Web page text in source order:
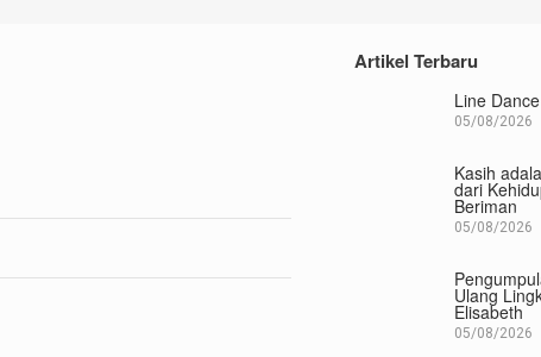
Artikel Terbaru
Line
05/08/2026
Kasih
dari
Beriman
05/08/2026
Ulang
Elisabeth
05/08/2026